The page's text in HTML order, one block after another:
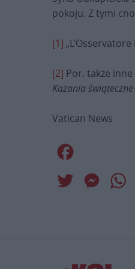
pokoju. Z tymi
[1]
[2] Por. także inne
Kazania
Vatican News
Twitter